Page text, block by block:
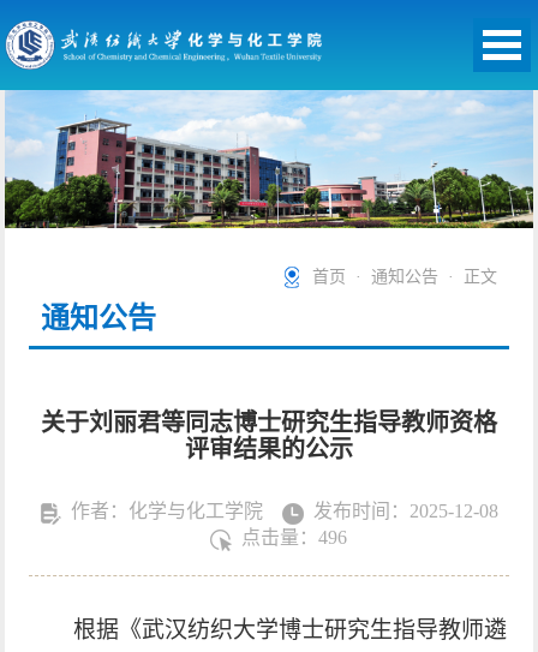
通知公告
首页 · 通知公告 · 正文
关于刘丽君等同志博士研究生指导教师资格
评审结果的公示
作者：化学与化工学院
发布时间：2025-12-08
点击量： 496
根据《武汉纺织大学博士研究生指导教师遴